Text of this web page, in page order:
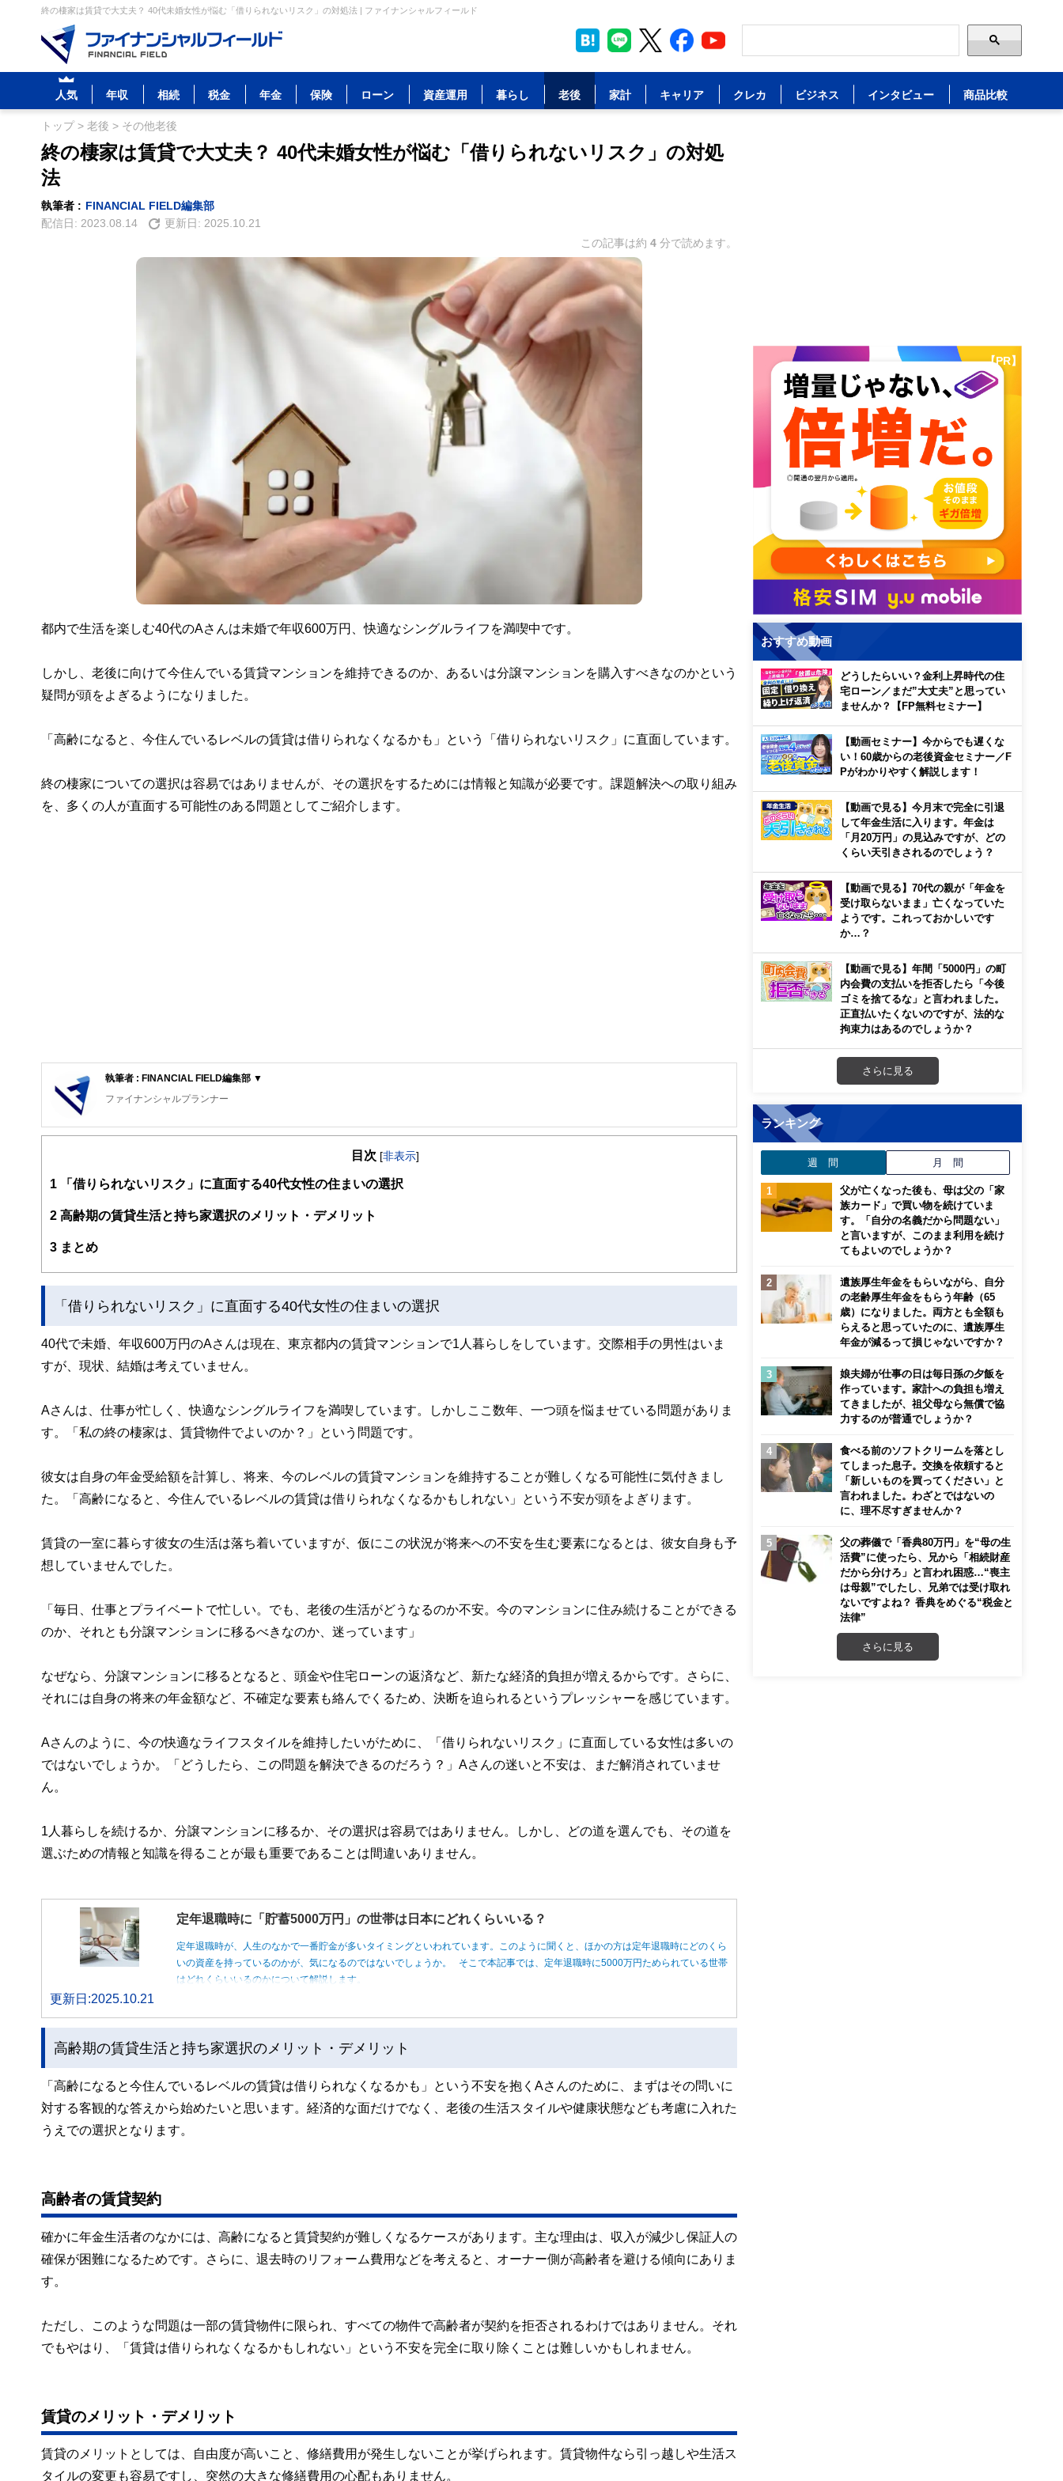
終の棲家は賃貸で大丈夫？ 40代未婚女性が悩む「借りられないリスク」の対処法 | ファイナンシャルフィールド
人気 年収 相続 税金 年金 保険 ローン 資産運用 暮らし 老後 家計 キャリア クレカ ビジネス インタビュー 商品比較
トップ> 老後 > その他老後
終の棲家は賃貸で大丈夫？ 40代未婚女性が悩む「借りられないリスク」の対処
法
執筆者 : FINANCIAL FIELD編集部
配信日: 2023.08.14 更新日: 2025.10.21
この記事は約 4 分で読めます。
都内で生活を楽しむ40代のAさんは未婚で年収600万円、快適なシングルライフを満喫中です。
しかし、老後に向けて今住んでいる賃貸マンションを維持できるのか、あるいは分譲マンションを購入すべきなのかという
疑問が頭をよぎるようになりました。
「高齢になると、今住んでいるレベルの賃貸は借りられなくなるかも」という「借りられないリスク」に直面しています。
終の棲家についての選択は容易ではありませんが、その選択をするためには情報と知識が必要です。課題解決への取り組み
を、多くの人が直面する可能性のある問題としてご紹介します。
執筆者 : FINANCIAL FIELD編集部 ▼
ファイナンシャルプランナー
FinancialField編集部は、金融、経済に関する記事を、日々の暮らしにどのような影響を与えるかという視点で、お金の知識がない方でも理解でき
案から記事掲載まですべての工程に関わることで、読者目線のコンテンツを追求しています。
FinancialFieldの特徴は、ファイナンシャルプランナー、弁護士、税理士、宅地建物取引士、相続診断士、住宅ローンアドバイザー、DCプランナ
ー、公認会計士、社会保険労務士、行政書士、投資アナリスト、キャリアコンサルタントなど150名以上の有資格者を執筆者・監修者として迎
私たちは、快適でより良い生活のアイデアを提供するお金のコンシェルジュを目指します。
目次 [非表示]
1 「借りられないリスク」に直面する40代女性の住まいの選択
2 高齢期の賃貸生活と持ち家選択のメリット・デメリット
3 まとめ
「借りられないリスク」に直面する40代女性の住まいの選択
40代で未婚、年収600万円のAさんは現在、東京都内の賃貸マンションで1人暮らしをしています。交際相手の男性はいま
すが、現状、結婚は考えていません。
Aさんは、仕事が忙しく、快適なシングルライフを満喫しています。しかしここ数年、一つ頭を悩ませている問題がありま
す。「私の終の棲家は、賃貸物件でよいのか？」という問題です。
彼女は自身の年金受給額を計算し、将来、今のレベルの賃貸マンションを維持することが難しくなる可能性に気付きまし
た。「高齢になると、今住んでいるレベルの賃貸は借りられなくなるかもしれない」という不安が頭をよぎります。
賃貸の一室に暮らす彼女の生活は落ち着いていますが、仮にこの状況が将来への不安を生む要素になるとは、彼女自身も予
想していませんでした。
「毎日、仕事とプライベートで忙しい。でも、老後の生活がどうなるのか不安。今のマンションに住み続けることができる
のか、それとも分譲マンションに移るべきなのか、迷っています」
なぜなら、分譲マンションに移るとなると、頭金や住宅ローンの返済など、新たな経済的負担が増えるからです。さらに、
それには自身の将来の年金額など、不確定な要素も絡んでくるため、決断を迫られるというプレッシャーを感じています。
Aさんのように、今の快適なライフスタイルを維持したいがために、「借りられないリスク」に直面している女性は多いの
ではないでしょうか。「どうしたら、この問題を解決できるのだろう？」Aさんの迷いと不安は、まだ解消されていませ
ん。
1人暮らしを続けるか、分譲マンションに移るか、その選択は容易ではありません。しかし、どの道を選んでも、その道を
選ぶための情報と知識を得ることが最も重要であることは間違いありません。
定年退職時に「貯蓄5000万円」の世帯は日本にどれくらいいる？
定年退職時が、人生のなかで一番貯金が多いタイミングといわれています。このように聞くと、ほかの方は定年退職時にどのくら
いの資産を持っているのかが、気になるのではないでしょうか。 そこで本記事では、定年退職時に5000万円ためられている世帯
はどれくらいいるのかについて解説します。
更新日:2025.10.21
高齢期の賃貸生活と持ち家選択のメリット・デメリット
「高齢になると今住んでいるレベルの賃貸は借りられなくなるかも」という不安を抱くAさんのために、まずはその問いに
対する客観的な答えから始めたいと思います。経済的な面だけでなく、老後の生活スタイルや健康状態なども考慮に入れた
うえでの選択となります。
高齢者の賃貸契約
確かに年金生活者のなかには、高齢になると賃貸契約が難しくなるケースがあります。主な理由は、収入が減少し保証人の
確保が困難になるためです。さらに、退去時のリフォーム費用などを考えると、オーナー側が高齢者を避ける傾向にありま
す。
ただし、このような問題は一部の賃貸物件に限られ、すべての物件で高齢者が契約を拒否されるわけではありません。それ
でもやはり、「賃貸は借りられなくなるかもしれない」という不安を完全に取り除くことは難しいかもしれません。
賃貸のメリット・デメリット
賃貸のメリットとしては、自由度が高いこと、修繕費用が発生しないことが挙げられます。賃貸物件なら引っ越しや生活ス
タイルの変更も容易ですし、突然の大きな修繕費用の心配もありません。
【PR】
おすすめ動画
どうしたらいい？金利上昇時代の住
宅ローン／まだ”大丈夫”と思ってい
ませんか？【FP無料セミナー】
【動画セミナー】今からでも遅くな
い！60歳からの老後資金セミナー／F
Pがわかりやすく解説します！
【動画で見る】今月末で完全に引退
して年金生活に入ります。年金は
「月20万円」の見込みですが、どの
くらい天引きされるのでしょう？
【動画で見る】70代の親が「年金を
受け取らないまま」亡くなっていた
ようです。これっておかしいです
か…？
【動画で見る】年間「5000円」の町
内会費の支払いを拒否したら「今後
ゴミを捨てるな」と言われました。
正直払いたくないのですが、法的な
拘束力はあるのでしょうか？
さらに見る
ランキング
週 間 月 間
父が亡くなった後も、母は父の「家
族カード」で買い物を続けていま
す。「自分の名義だから問題ない」
と言いますが、このまま利用を続け
てもよいのでしょうか？
遺族厚生年金をもらいながら、自分
の老齢厚生年金をもらう年齢（65
歳）になりました。両方とも全額も
らえると思っていたのに、遺族厚生
年金が減るって損じゃないですか？
娘夫婦が仕事の日は毎日孫の夕飯を
作っています。家計への負担も増え
てきましたが、祖父母なら無償で協
力するのが普通でしょうか？
食べる前のソフトクリームを落とし
てしまった息子。交換を依頼すると
「新しいものを買ってください」と
言われました。わざとではないの
に、理不尽すぎませんか？
父の葬儀で「香典80万円」を“母の生
活費”に使ったら、兄から「相続財産
だから分けろ」と言われ困惑…“喪主
は母親”でしたし、兄弟では受け取れ
ないですよね？ 香典をめぐる“税金と
法律”
さらに見る